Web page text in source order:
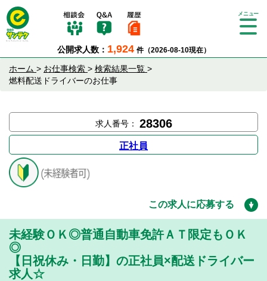
公開求人数： 1,924 件（2026-08-10現在）
Tog
ホーム > お仕事検索 > 検索結果一覧 >
燃料配送ドライバーのお仕事
求人番号： 28306
正社員
この求人に応募する
未経験ＯＫ◎普通自動車免許ＡＴ限定もＯＫ
◎
【日祝休み・日勤】の正社員×配送ドライバー
求人☆